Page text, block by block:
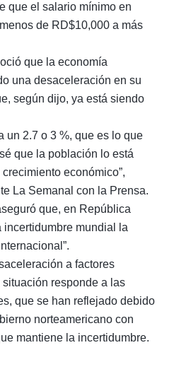
que el salario mínimo en
de RD$10,000 a más
que la economía
una desaceleración en su
según dijo, ya está siendo
un 2.7 o 3 %, que es lo que
que la población lo está
económico”,
La Semanal con la Prensa.
que, en República
incertidumbre mundial la
a factores
responde a las
que se han reflejado debido
norteamericano con
mantiene la incertidumbre.